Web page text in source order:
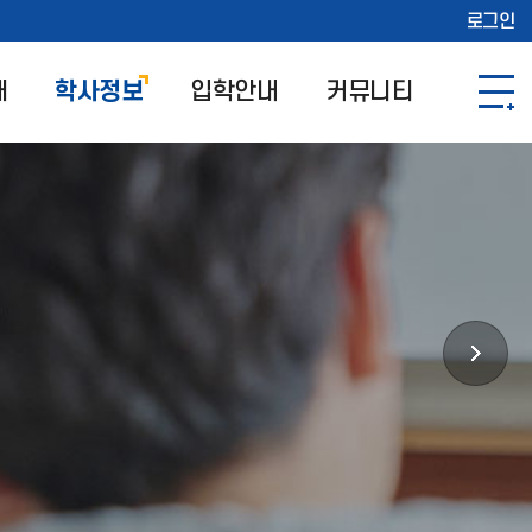
로그인
학사정보 입학안내 커뮤니티